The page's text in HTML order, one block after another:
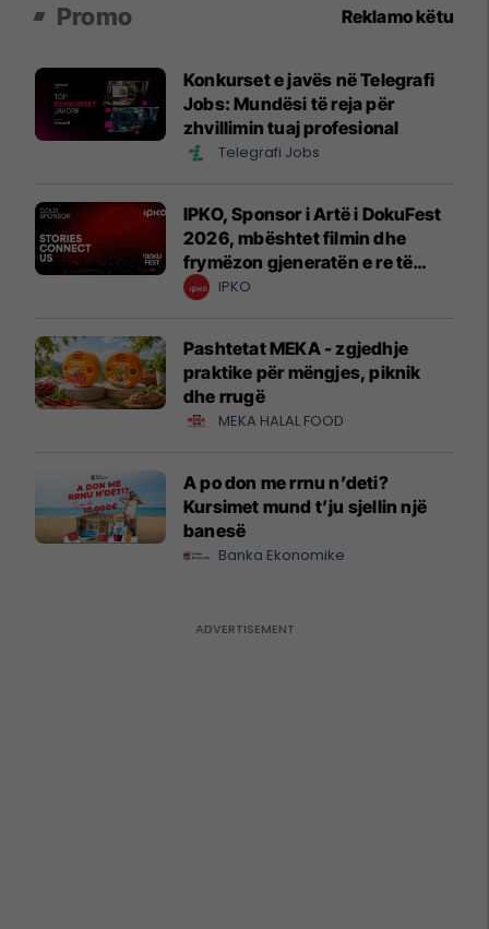
Promo Reklamo këtu
Konkurset e javës në Telegrafi
Jobs: Mundësi të reja për
zhvillimin tuaj profesional
Telegrafi Jobs
IPKO, Sponsor i Artë i DokuFest
2026, mbështet filmin dhe
frymëzon gjeneratën e re të
krijuesve
IPKO
Pashtetat MEKA - zgjedhje
praktike për mëngjes, piknik
dhe rrugë
MEKA HALAL FOOD
A po don me rrnu n’deti?
Kursimet mund t’ju sjellin një
banesë
Banka Ekonomike